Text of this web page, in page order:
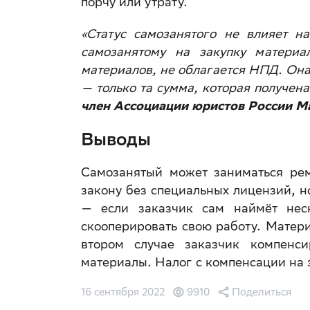
«Статус самозанятого не влияет
самозанятому на закупку
материалов, не облагается НПД.
— только та сумма, которая
член Ассоциации юристов России
Выводы
Самозанятый может заниматься
закону без специальных лицензий,
— если заказчик сам наймёт
скооперировать свою работу.
втором случае заказчик
материалы. Налог с компенсации на
16 сентября 2022 9910 Поделиться